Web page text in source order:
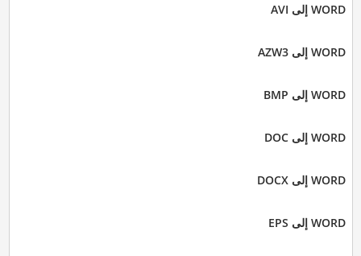
WORD إلى AVI
WORD إلى AZW3
WORD إلى BMP
WORD إلى DOC
WORD إلى DOCX
WORD إلى EPS